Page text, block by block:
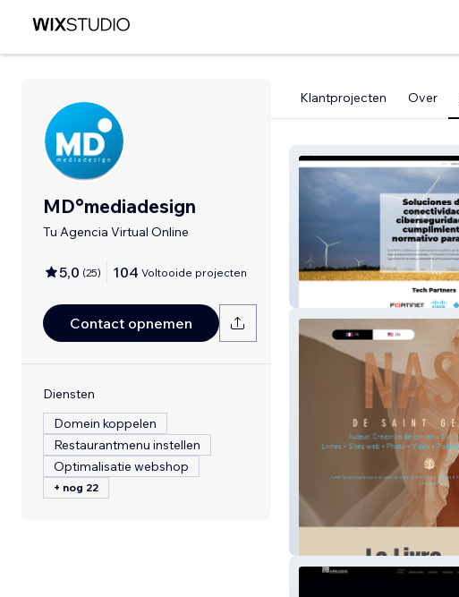
MD°mediadesign
Tu Agencia Virtual Online
5,0 (25) 104 Voltooide projecten
Contact opnemen
Diensten
Domein koppelen
Restaurantmenu instellen
Optimalisatie webshop
+ nog 22
Klantprojecten Over